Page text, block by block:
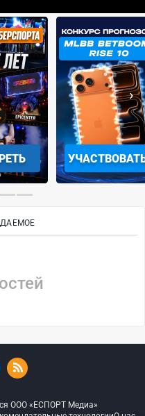
›
ООО «ЕСПОРТ Медиа»